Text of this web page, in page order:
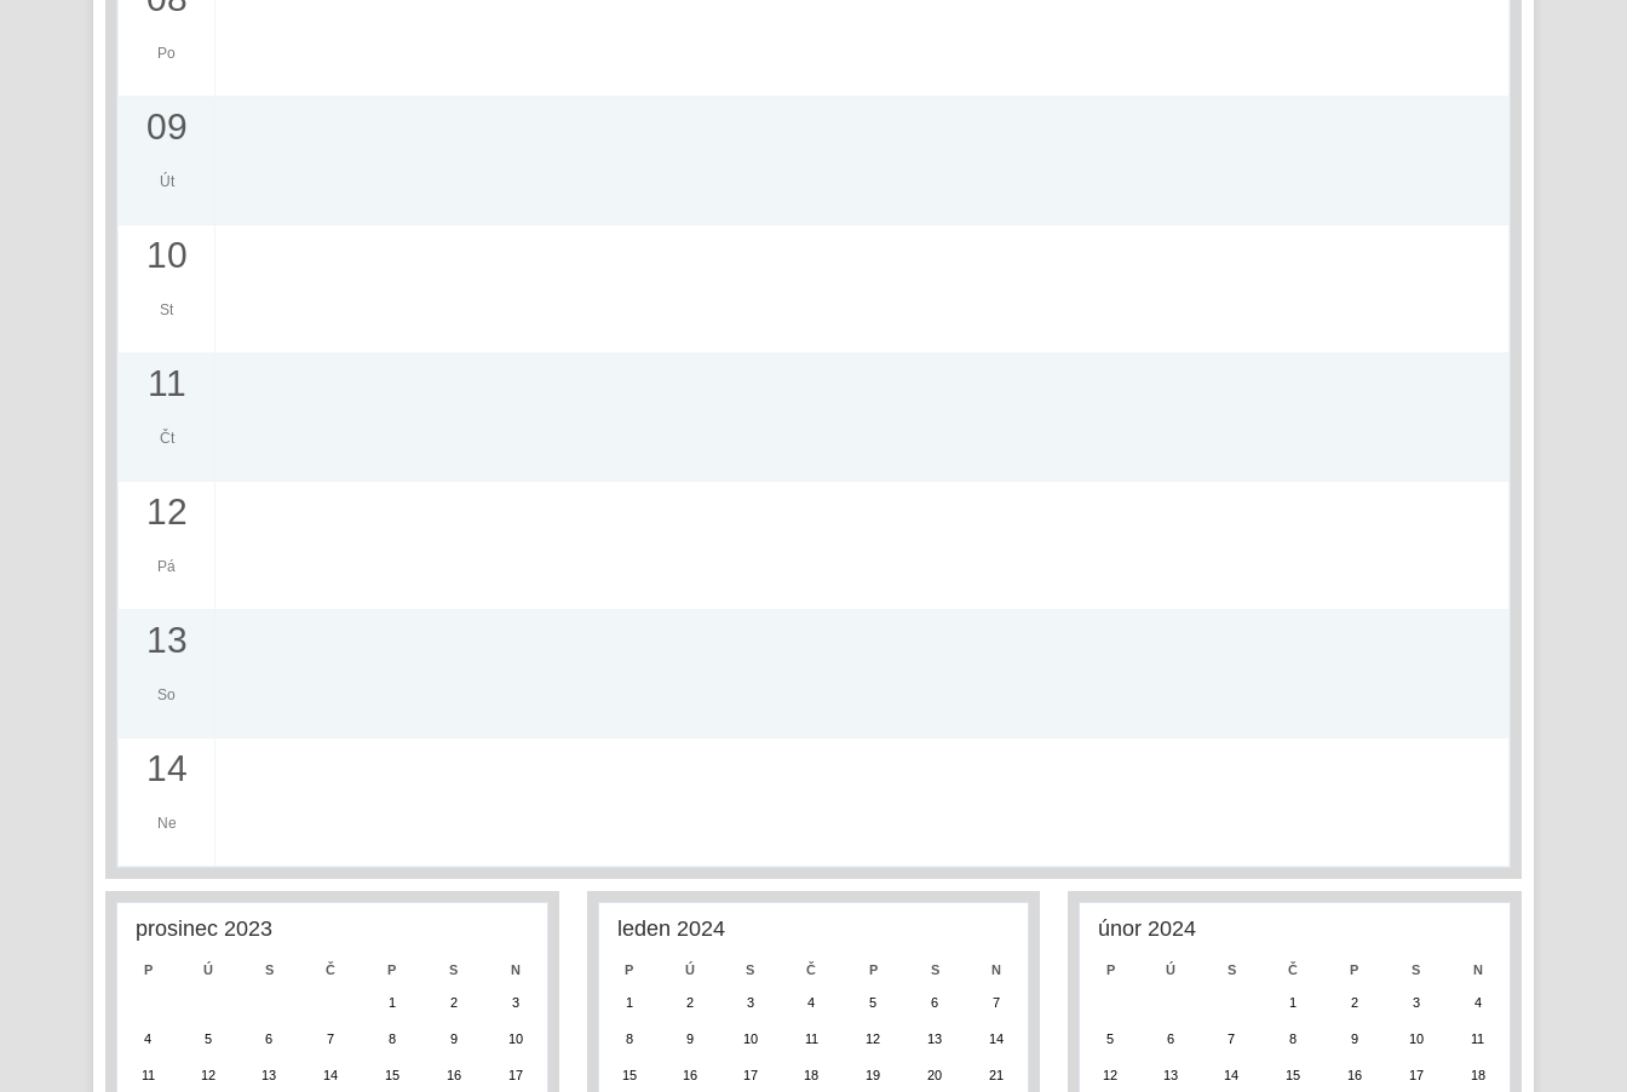
Po
09
Út
10
St
11
Čt
12
Pá
13
So
14
Ne
prosinec 2023
P Ú S Č P S N
1 2 3
4 5 6 7 8 9 10
11 12 13 14 15 16 17
leden 2024
P Ú S Č P S N
1 2 3 4 5 6 7
8 9 10 11 12 13 14
15 16 17 18 19 20 21
únor 2024
P Ú S Č P S N
1 2 3 4
5 6 7 8 9 10 11
12 13 14 15 16 17 18